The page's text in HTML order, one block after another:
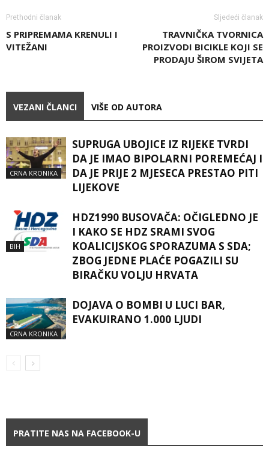
Prethodni članak
S PRIPREMAMA KRENULI I
VITEŽANI
Sljedeći članak
TRAVNIČKA TVORNICA
PROIZVODI BICIKLE KOJI SE
PRODAJU ŠIROM SVIJETA
VEZANI ČLANCI VIŠE OD AUTORA
CRNA KRONIKA
SUPRUGA UBOJICE IZ RIJEKE TVRDI
DA JE IMAO BIPOLARNI POREMEĆAJ I
DA JE PRIJE 2 MJESECA PRESTAO PITI
LIJEKOVE
BIH
HDZ1990 BUSOVAČA: OČIGLEDNO JE
I KAKO SE HDZ SRAMI SVOG
KOALICIJSKOG SPORAZUMA S SDA;
ZBOG JEDNE PLAĆE POGAZILI SU
BIRAČKU VOLJU HRVATA
CRNA KRONIKA
DOJAVA O BOMBI U LUCI BAR,
EVAKUIRANO 1.000 LJUDI
PRATITE NAS NA FACEBOOK-U